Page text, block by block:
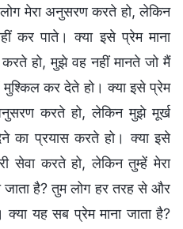
लोग मेरा अनुसरण करते हो, लेकिन
कर पाते। क्या इसे प्रेम माना
हो, मुझे वह नहीं मानते जो मैं
कर देते हो। क्या इसे प्रेम
करते हो, लेकिन मुझे मूर्ख
का प्रयास करते हो। क्या इसे
सेवा करते हो, लेकिन तुम्हें मेरा
जाता है? तुम लोग हर तरह से और
क्या यह सब प्रेम माना जाता है?